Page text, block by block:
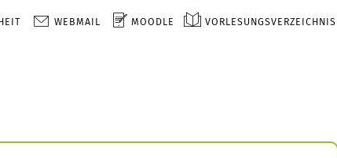
WEBMAIL MOODLE VORLESUNGSVERZEICHNIS